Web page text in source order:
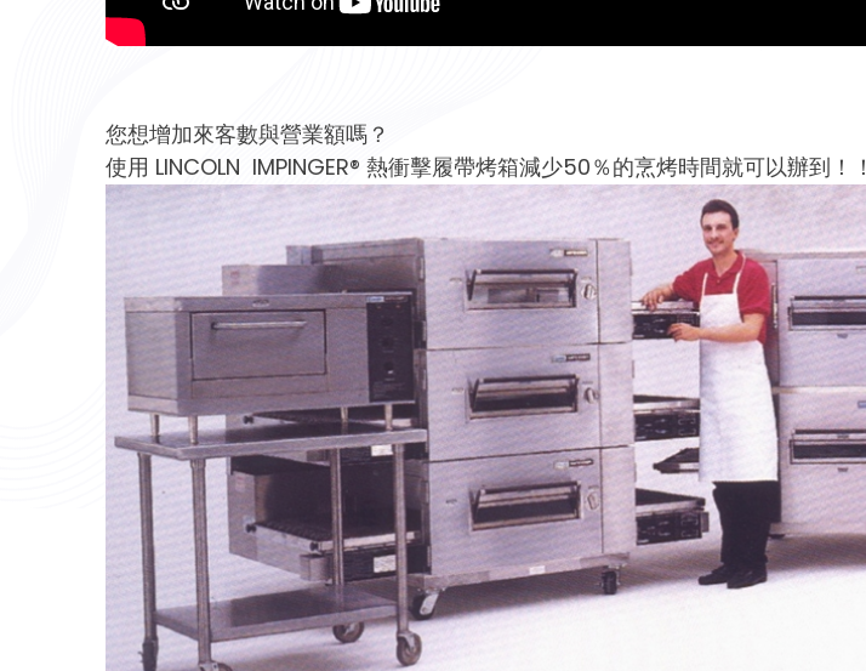
您想增加來客數與營業額嗎？
使用 LINCOLN IMPINGER® 熱衝擊履帶烤箱減少50％的烹烤時間就可以辦到！！